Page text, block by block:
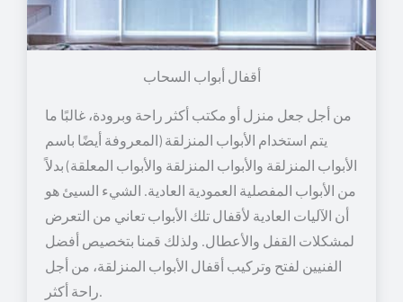
أقفال أبواب السحاب
من أجل جعل منزل أو مكتب أكثر راحة وبرودة، غالبًا ما
يتم استخدام الأبواب المنزلقة (المعروفة أيضًا باسم
الأبواب المنزلقة والأبواب المنزلقة والأبواب المعلقة) بدلاً
من الأبواب المفصلية العمودية العادية. الشيء السيئ هو
أن الآليات العادية لأقفال تلك الأبواب تعاني من التعرض
لمشكلات القفل والأعطال. ولذلك قمنا بتخصيص أفضل
الفنيين لفتح وتركيب أقفال الأبواب المنزلقة، من أجل
راحة أكثر.